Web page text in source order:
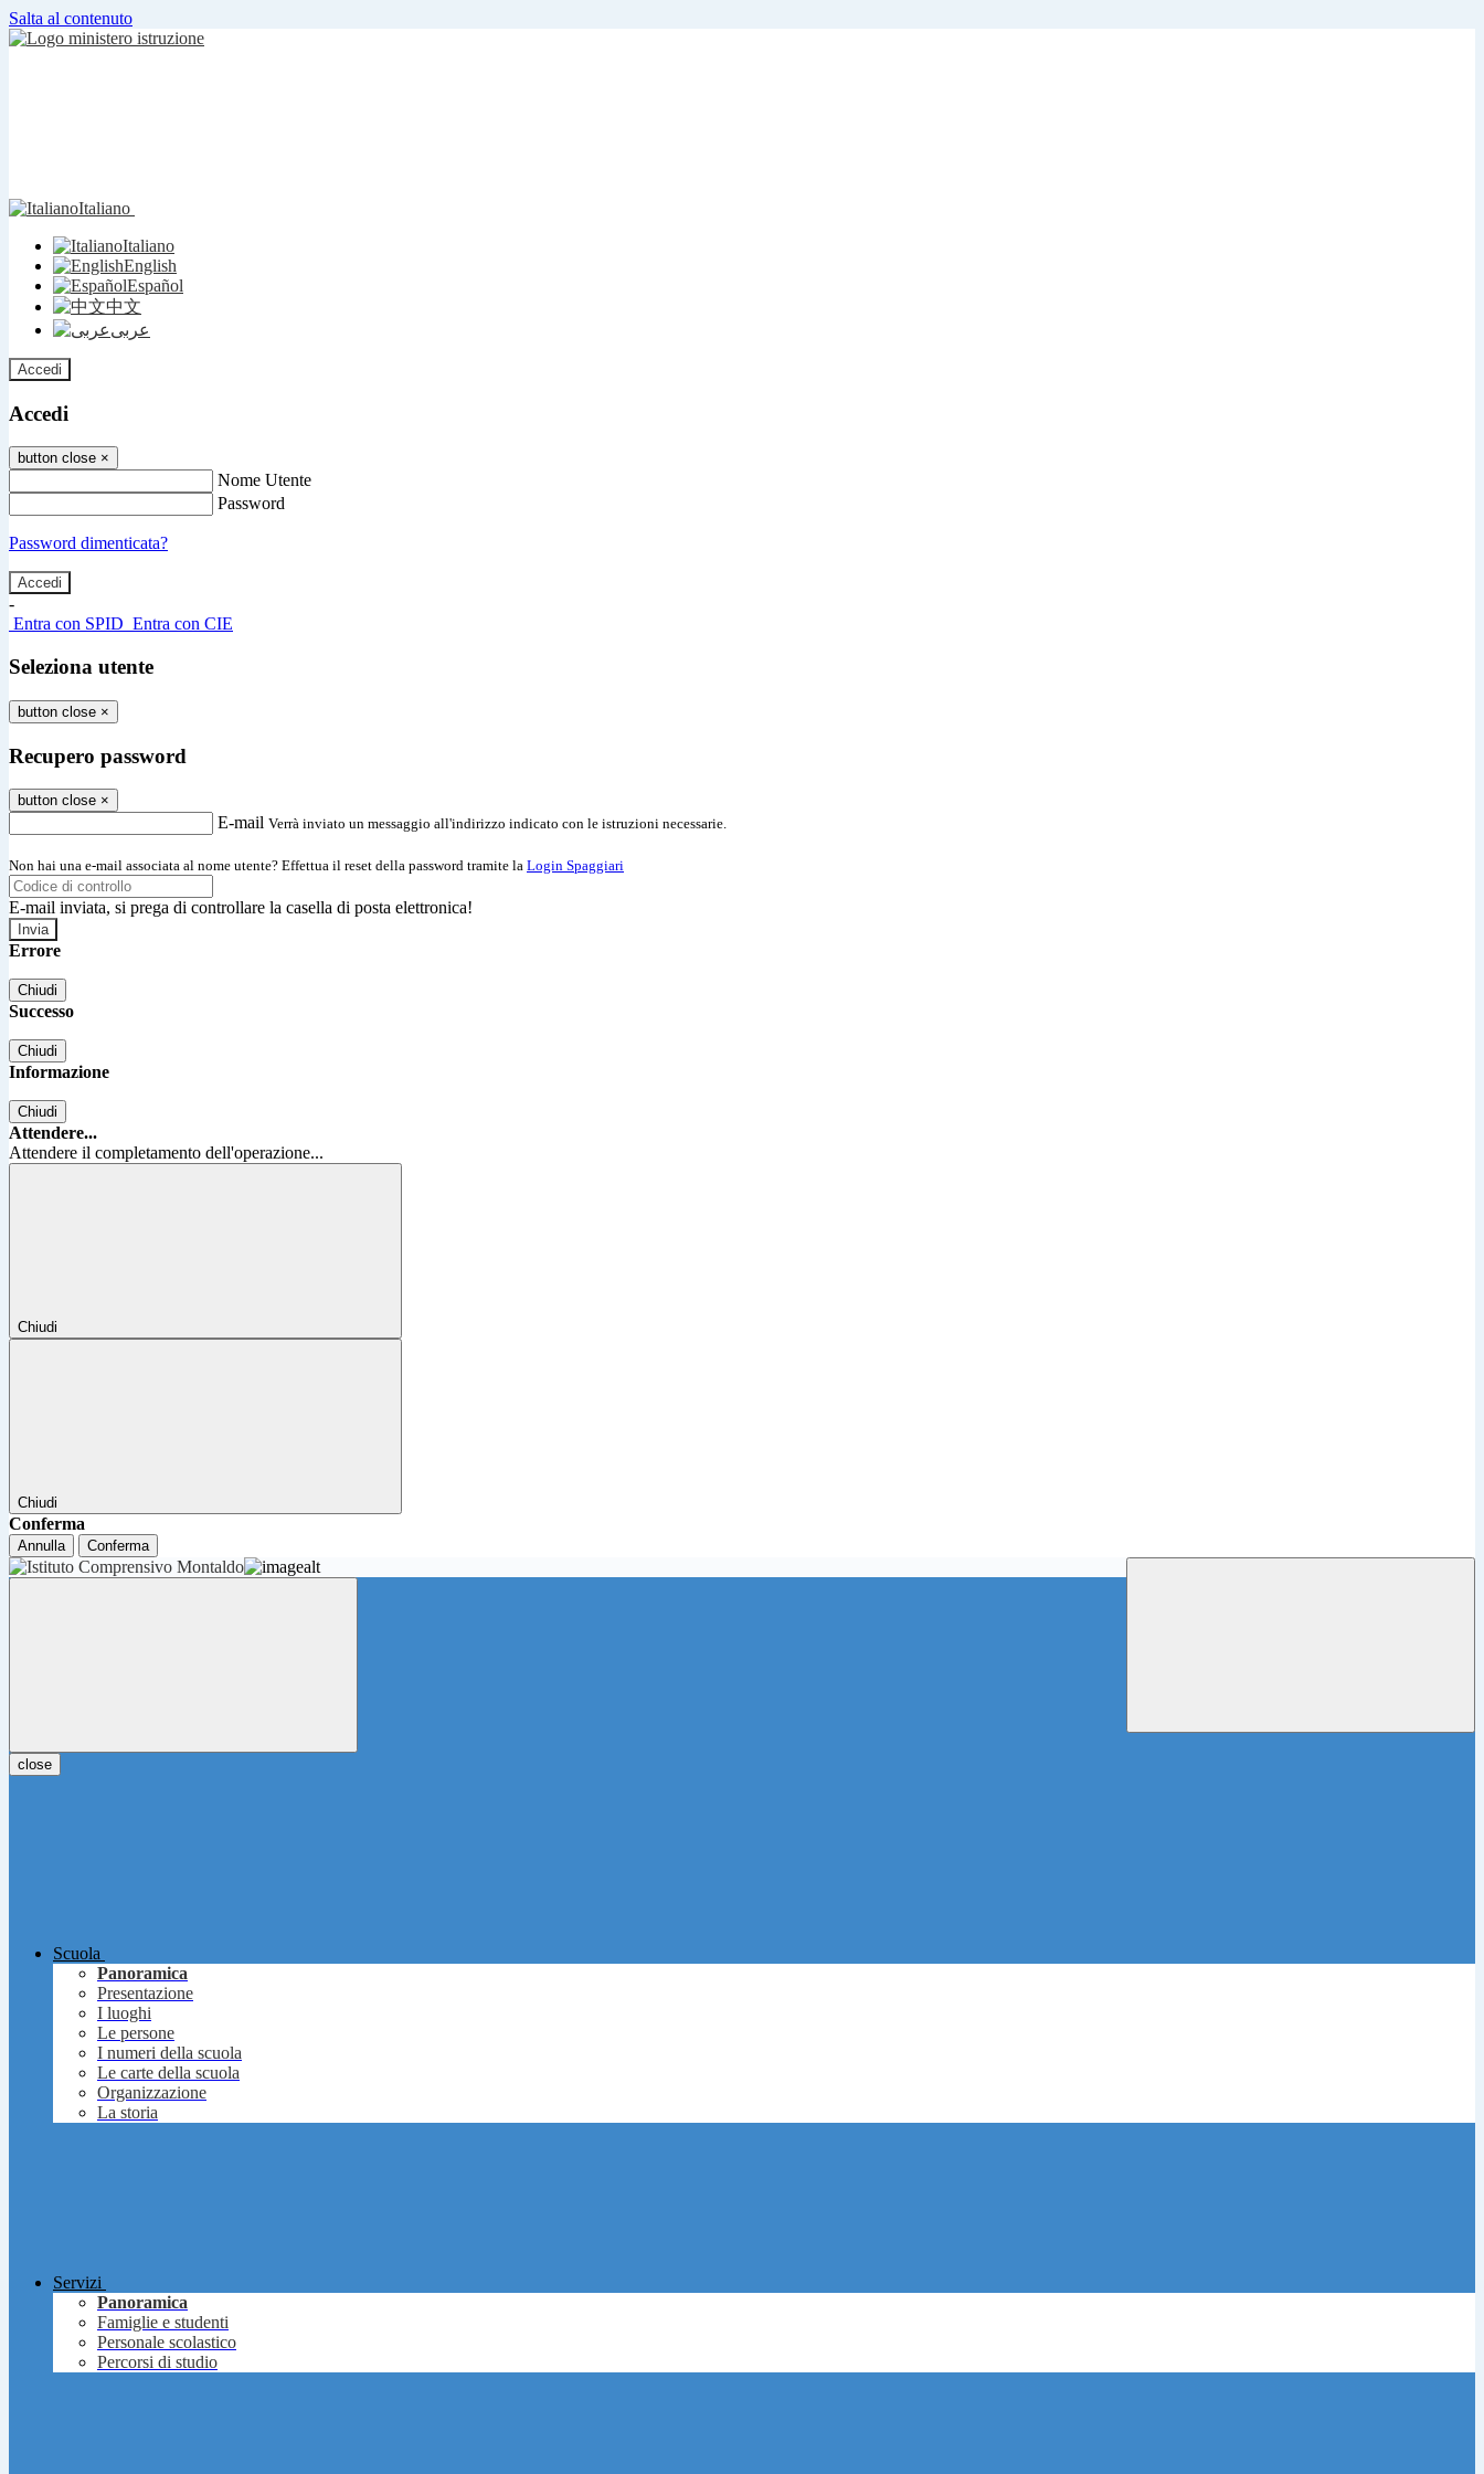
Salta al contenuto
Italiano
Italiano
English
Español
中文
عربى
Accedi
Accedi
button close ×
Nome Utente
Password
Password dimenticata?
-
Entra con SPID Entra con CIE
Seleziona utente
button close ×
Recupero password
button close ×
E-mail Verrà inviato un messaggio all'indirizzo indicato con le istruzioni necessarie.
Non hai una e-mail associata al nome utente? Effettua il reset della password tramite la Login Spaggiari
E-mail inviata, si prega di controllare la casella di posta elettronica!
Errore
Chiudi
Successo
Chiudi
Informazione
Chiudi
Attendere...
Attendere il completamento dell'operazione...
Chiudi
Chiudi
Conferma
Annulla Conferma
close
Scuola
Panoramica
Presentazione
I luoghi
Le persone
I numeri della scuola
Le carte della scuola
Organizzazione
La storia
Servizi
Panoramica
Famiglie e studenti
Personale scolastico
Percorsi di studio